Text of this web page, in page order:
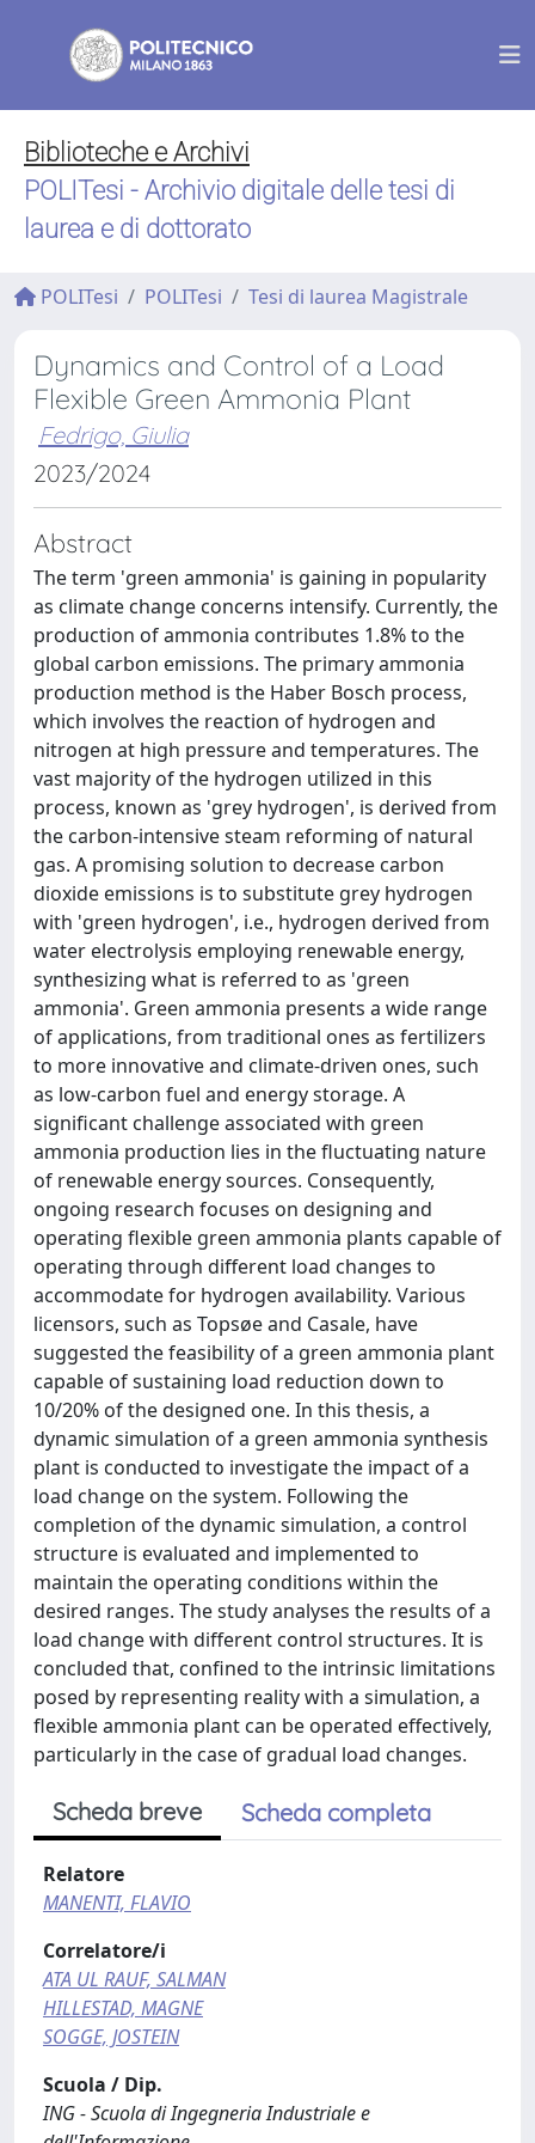
Biblioteche e Archivi
POLITesi - Archivio digitale delle tesi di
laurea e di dottorato
POLITesi POLITesi Tesi di laurea Magistrale
Dynamics and Control of a Load
Flexible Green Ammonia Plant
Fedrigo, Giulia
2023/2024
Abstract
The term 'green ammonia' is gaining in popularity
as climate change concerns intensify. Currently, the
production of ammonia contributes 1.8% to the
global carbon emissions. The primary ammonia
production method is the Haber Bosch process,
which involves the reaction of hydrogen and
nitrogen at high pressure and temperatures. The
vast majority of the hydrogen utilized in this
process, known as 'grey hydrogen', is derived from
the carbon-intensive steam reforming of natural
gas. A promising solution to decrease carbon
dioxide emissions is to substitute grey hydrogen
with 'green hydrogen', i.e., hydrogen derived from
water electrolysis employing renewable energy,
synthesizing what is referred to as 'green
ammonia'. Green ammonia presents a wide range
of applications, from traditional ones as fertilizers
to more innovative and climate-driven ones, such
as low-carbon fuel and energy storage. A
significant challenge associated with green
ammonia production lies in the fluctuating nature
of renewable energy sources. Consequently,
ongoing research focuses on designing and
operating flexible green ammonia plants capable of
operating through different load changes to
accommodate for hydrogen availability. Various
licensors, such as Topsøe and Casale, have
suggested the feasibility of a green ammonia plant
capable of sustaining load reduction down to
10/20% of the designed one. In this thesis, a
dynamic simulation of a green ammonia synthesis
plant is conducted to investigate the impact of a
load change on the system. Following the
completion of the dynamic simulation, a control
structure is evaluated and implemented to
maintain the operating conditions within the
desired ranges. The study analyses the results of a
load change with different control structures. It is
concluded that, confined to the intrinsic limitations
posed by representing reality with a simulation, a
flexible ammonia plant can be operated effectively,
particularly in the case of gradual load changes.
Scheda breve Scheda completa
Relatore
MANENTI, FLAVIO
Correlatore/i
ATA UL RAUF, SALMAN
HILLESTAD, MAGNE
SOGGE, JOSTEIN
Scuola / Dip.
ING - Scuola di Ingegneria Industriale e